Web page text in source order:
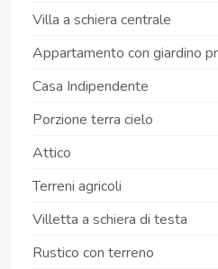
Villa a schiera centrale
Appartamento con giardino
Casa Indipendente
Porzione terra cielo
Attico
Terreni agricoli
Villetta a schiera di testa
Rustico con terreno